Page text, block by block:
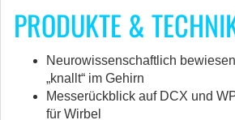
PRODUKTE &
Neurowissenschaftlich
„knallt“ im Gehirn
Messerückblick auf DCX und
für Wirbel